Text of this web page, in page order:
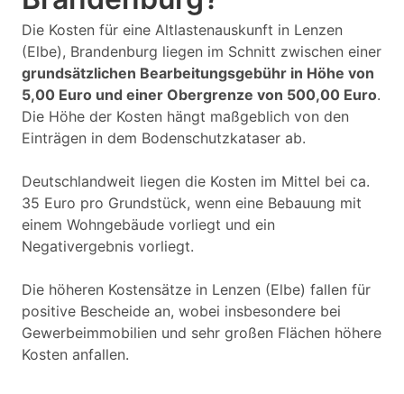
Die Kosten für eine Altlastenauskunft in Lenzen
(Elbe), Brandenburg liegen im Schnitt zwischen einer
grundsätzlichen Bearbeitungsgebühr in Höhe von
5,00 Euro und einer Obergrenze von 500,00 Euro.
Die Höhe der Kosten hängt maßgeblich von den
Einträgen in dem Bodenschutzkataser ab.
Deutschlandweit liegen die Kosten im Mittel bei ca.
35 Euro pro Grundstück, wenn eine Bebauung mit
einem Wohngebäude vorliegt und ein
Negativergebnis vorliegt.
Die höheren Kostensätze in Lenzen (Elbe) fallen für
positive Bescheide an, wobei insbesondere bei
Gewerbeimmobilien und sehr großen Flächen höhere
Kosten anfallen.